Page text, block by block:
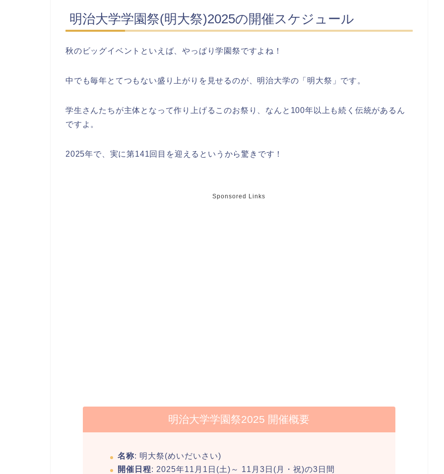
明治大学学園祭(明大祭)2025の開催スケジュール
秋のビッグイベントといえば、やっぱり学園祭ですよね！
中でも毎年とてつもない盛り上がりを見せるのが、明治大学の「明大祭」です。
学生さんたちが主体となって作り上げるこのお祭り、なんと100年以上も続く伝統があるん
ですよ。
2025年で、実に第141回目を迎えるというから驚きです！
Sponsored Links
明治大学学園祭2025 開催概要
名称: 明大祭(めいだいさい)
開催日程: 2025年11月1日(土)～ 11月3日(月・祝)の3日間